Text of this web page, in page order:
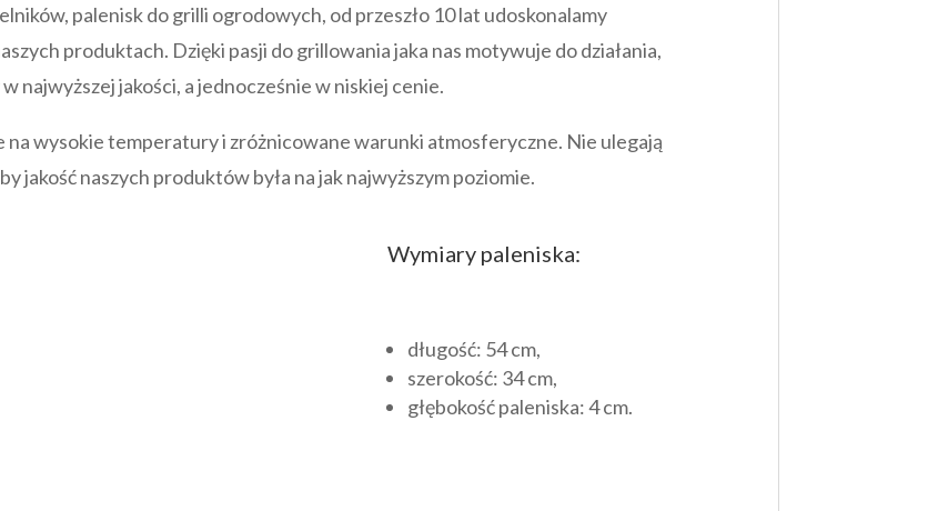
palenisk do grilli ogrodowych, od przeszło 10 lat udoskonalamy
produktach. Dzięki pasji do grillowania jaka nas motywuje do działania,
najwyższej jakości, a jednocześnie w niskiej cenie.
na wysokie temperatury i zróżnicowane warunki atmosferyczne. Nie ulegają
jakość naszych produktów była na jak najwyższym poziomie.
Wymiary paleniska:
długość: 54 cm,
szerokość: 34 cm,
głębokość paleniska: 4 cm.